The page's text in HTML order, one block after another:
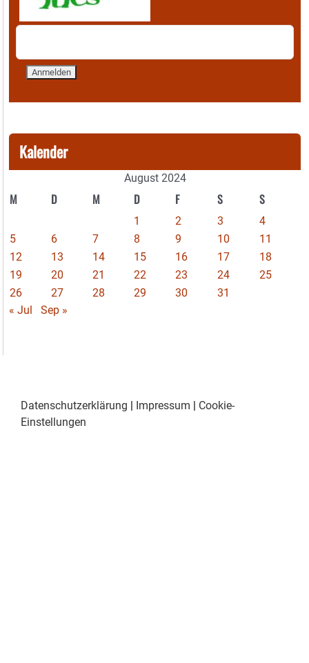
Kalender
August 2024
M D M D F S S
1 2 3
4
5
6 7 8 9 10
11
12
13 14 15 16 17
18
19
20 21 22 23 24
25
26
27 28 29 30
31
« Jul
Sep »
Datenschutzerklärung | Impressum | Cookie-
Einstellungen